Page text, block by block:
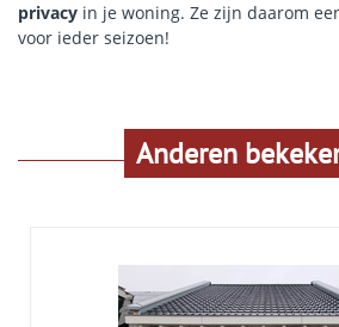
privacy in je woning. Ze zijn daarom
voor ieder seizoen!
Anderen